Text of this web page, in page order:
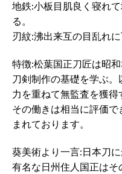
地鉄:小板目肌良く寝れ
る。
刃紋:沸出来互の目乱れ
特徴:松葉国正刀匠は昭
刀剣制作の基礎を学ぶ
力を重ねて無監査を獲
その働きは相当に評価
まれております。
葵美術より一言:日本刀
有名な日州住人国正は